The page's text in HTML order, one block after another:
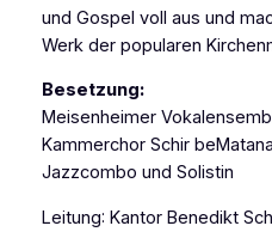
und Gospel voll aus und
Werk der popularen
Besetzung:
Meisenheimer
Kammerchor Schir beMatana
Jazzcombo und Solistin
Leitung: Kantor Benedikt